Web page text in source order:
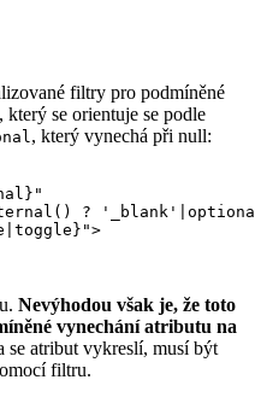
filtry pro podmíněné
, který se orientuje se podle
, který vynechá při null:
Nevýhodou však je, že toto
vynechání atributu na
se atribut vykreslí, musí být
filtru.